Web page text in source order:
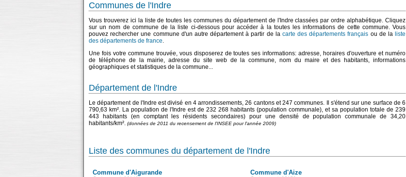
Communes de l'Indre
Vous trouverez ici la liste de toutes les communes du département de l'Indre classées par ordre alphabétique. Cliquez
sur un nom de commune de la liste ci-dessous pour accéder à la toutes les informations de cette commune. Vous
pouvez rechercher une commune d'un autre département à partir de la carte des départements français ou de la liste
des départements de france.
Une fois votre commune trouvée, vous disposerez de toutes ses informations: adresse, horaires d'ouverture et numéro
de téléphone de la mairie, adresse du site web de la commune, nom du maire et des habitants, informations
géographiques et statistiques de la commune...
Département de l'Indre
Le département de l'Indre est divisé en 4 arrondissements, 26 cantons et 247 communes. Il s'étend sur une surface de 6
790,63 km². La population de l'Indre est de 232 268 habitants (population communale), et sa population totale de 239
443 habitants (en comptant les résidents secondaires) pour une densité de population communale de 34,20
habitants/km². (données de 2011 du recensement de l'INSEE pour l'année 2009)
Liste des communes du département de l'Indre
Commune d'Aigurande Commune d'Aize